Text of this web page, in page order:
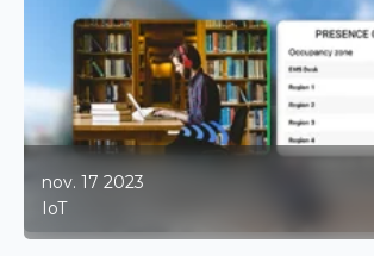
nov. 17 2023
IoT